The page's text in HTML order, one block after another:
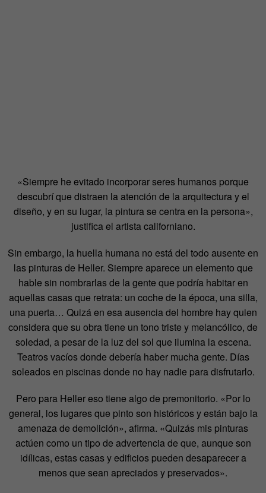
«Siempre he evitado incorporar seres humanos porque
descubrí que distraen la atención de la arquitectura y el
diseño, y en su lugar, la pintura se centra en la persona»,
justifica el artista californiano.
Sin embargo, la huella humana no está del todo ausente en
las pinturas de Heller. Siempre aparece un elemento que
hable sin nombrarlas de la gente que podría habitar en
aquellas casas que retrata: un coche de la época, una silla,
una puerta… Quizá en esa ausencia del hombre hay quien
considera que su obra tiene un tono triste y melancólico, de
soledad, a pesar de la luz del sol que ilumina la escena.
Teatros vacíos donde debería haber mucha gente. Días
soleados en piscinas donde no hay nadie para disfrutarlo.
Pero para Heller eso tiene algo de premonitorio. «Por lo
general, los lugares que pinto son históricos y están bajo la
amenaza de demolición», afirma. «Quizás mis pinturas
actúen como un tipo de advertencia de que, aunque son
idílicas, estas casas y edificios pueden desaparecer a
menos que sean apreciados y preservados».